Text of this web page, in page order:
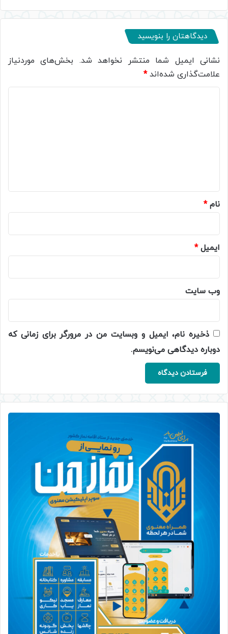
دیدگاهتان را بنویسید
نشانی ایمیل شما منتشر نخواهد شد. بخش‌های موردنیاز
علامت‌گذاری شده‌اند*
نام*
ایمیل*
وب‌ سایت
ذخیره نام، ایمیل و وبسایت من در مرورگر برای زمانی که
دوباره دیدگاهی می‌نویسم.